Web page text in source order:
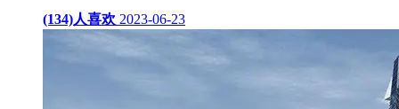
(134)人喜欢 2023-06-23